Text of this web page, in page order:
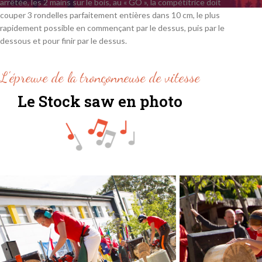
Les jeux
La restauration
Les chiens de traineaux
Les associations
Art nocturne
La tombola
2025
2024
2023
BUTCHER
arrêtée, les 2 mains sur le bois, au « GO », la compétitrice doit
couper 3 rondelles parfaitement entières dans 10 cm, le plus
rapidement possible en commençant par le dessus, puis par le
dessous et pour finir par le dessus.
L'épreuve de la tronçonneuse de vitesse
Le Stock saw en photo